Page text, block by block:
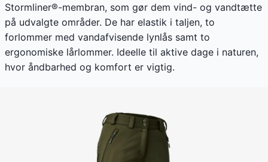
Stormliner®-membran, som gør dem vind- og vandtætte
på udvalgte områder. De har elastik i taljen, to
forlommer med vandafvisende lynlås samt to
ergonomiske lårlommer. Ideelle til aktive dage i naturen,
hvor åndbarhed og komfort er vigtig.
registrerede pris på 479 kr. Vores prishistorik bygger på
89 prisobservationer, hvor prisen har bevæget sig
mellem 479 kr (17. juni 2026) og 879 kr (09. maj 2026).